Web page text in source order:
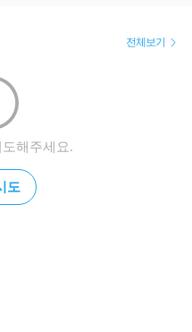
전체보기
해주세요.
도